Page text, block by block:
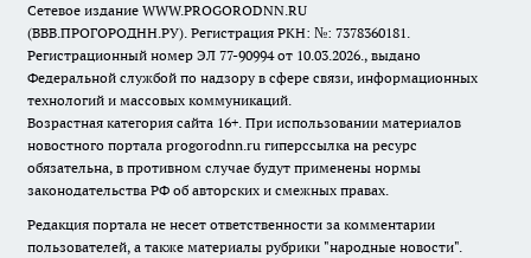
Сетевое издание WWW.PROGORODNN.RU
(ВВВ.ПРОГОРОДНН.РУ). Регистрация РКН: №: 7378360181.
Регистрационный номер ЭЛ 77-90994 от 10.03.2026., выдано
Федеральной службой по надзору в сфере связи, информационных
технологий и массовых коммуникаций.
Возрастная категория сайта 16+. При использовании материалов
новостного портала progorodnn.ru гиперссылка на ресурс
обязательна, в противном случае будут применены нормы
законодательства РФ об авторских и смежных правах.
Редакция портала не несет ответственности за комментарии
пользователей, а также материалы рубрики "народные новости".